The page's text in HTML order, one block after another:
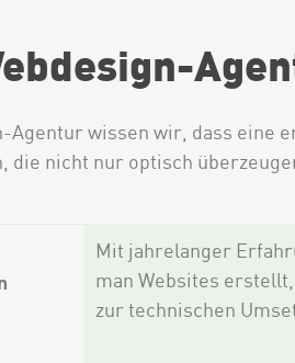
Agentur wissen wir, dass eine
die nicht nur optisch
Mit jahrelanger
man Websites
zur technischen